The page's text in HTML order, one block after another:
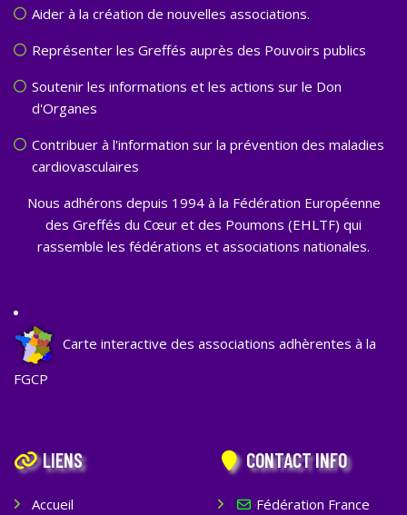
Aider à la création de nouvelles associations.
Représenter les Greffés auprès des Pouvoirs publics
Soutenir les informations et les actions sur le Don
d'Organes
Contribuer à l'information sur la prévention des maladies
cardiovasculaires
Nous adhérons depuis 1994 à la Fédération Européenne
des Greffés du Cœur et des Poumons (EHLTF) qui
rassemble les fédérations et associations nationales.
Carte interactive des associations adhèrentes à la
FGCP
LIENS
Accueil
CONTACT INFO
Fédération France